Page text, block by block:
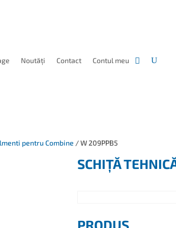
Noutăți Contact Contul meu
pentru Combine / W 209PPB5
SCHIȚĂ
PRODUS